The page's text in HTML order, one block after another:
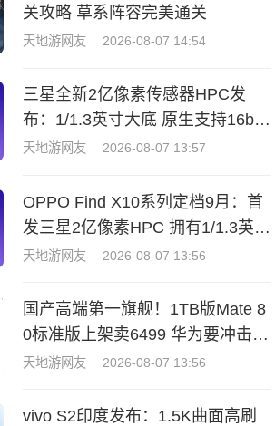
关攻略 草系阵容完美通关
天地游网友 2026-08-07 14:54
三星全新2亿像素传感器HPC发
布：1/1.3英寸大底 原生支持16bit
RAW输出
天地游网友 2026-08-07 13:57
OPPO Find X10系列定档9月：首
发三星2亿像素HPC 拥有1/1.3英寸
大底
天地游网友 2026-08-07 13:56
国产高端第一旗舰！1TB版Mate 8
0标准版上架卖6499 华为要冲击系
列千万台出货
天地游网友 2026-08-07 13:56
vivo S2印度发布：1.5K曲面高刷